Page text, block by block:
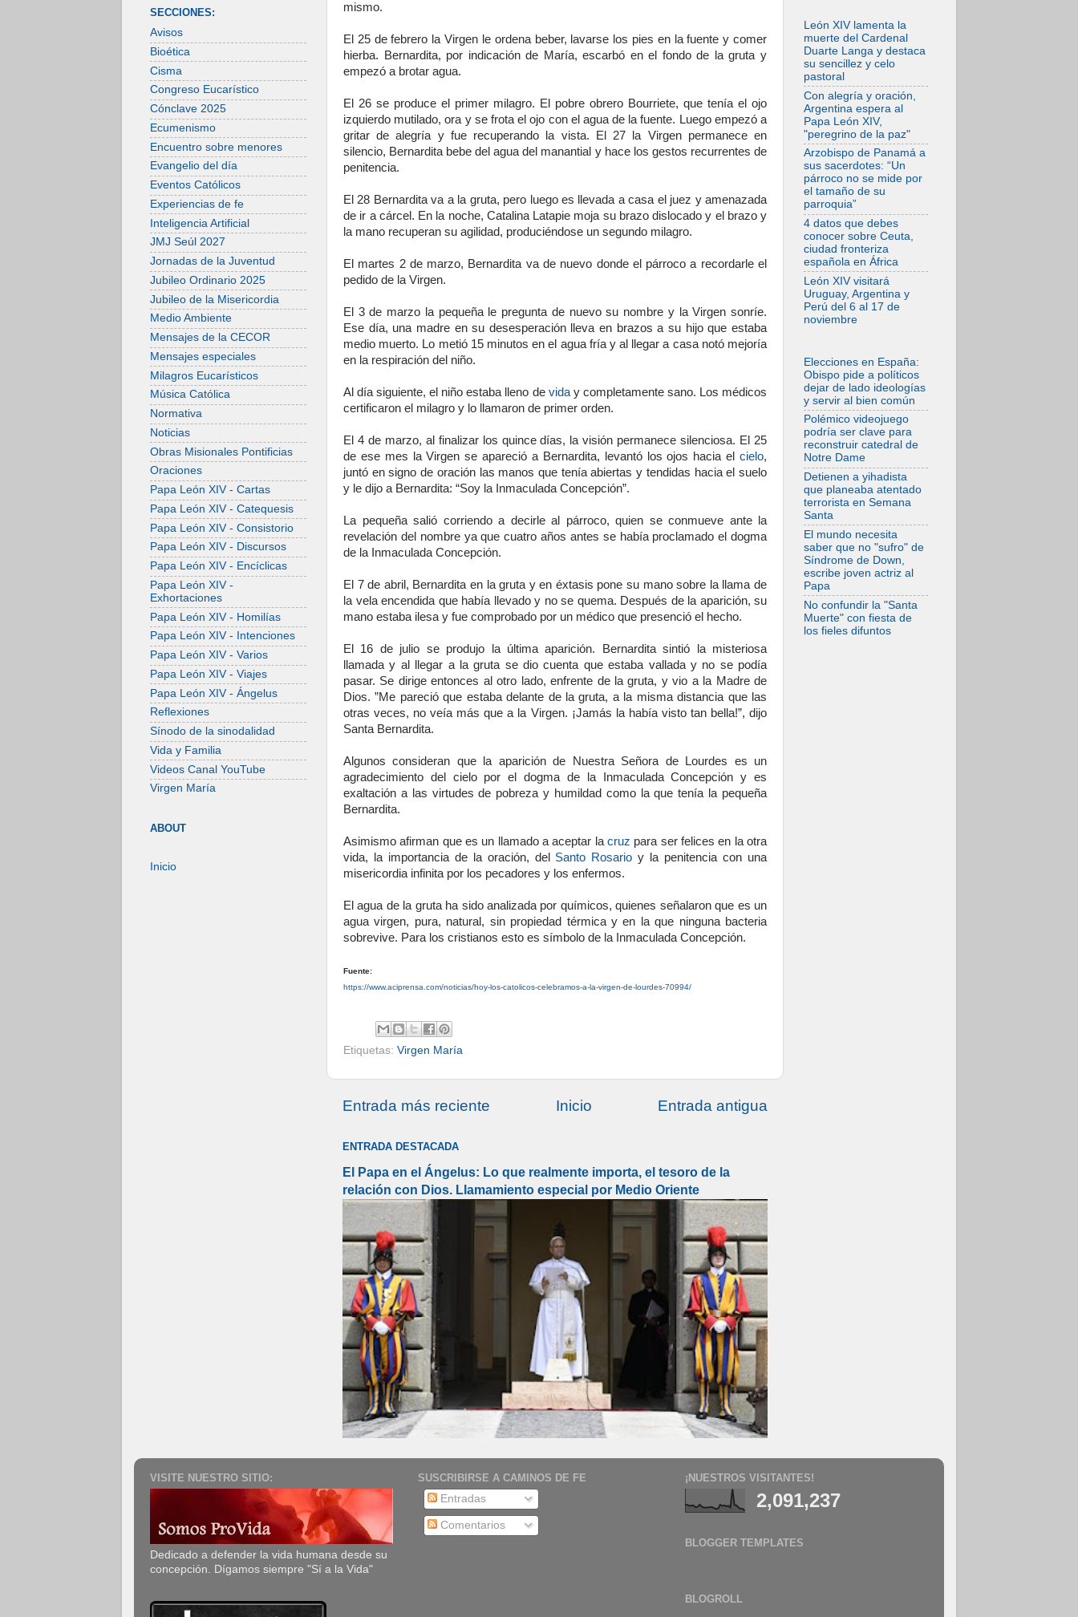
mismo.
El 25 de febrero la Virgen le ordena beber, lavarse los pies en la fuente y comer
hierba. Bernardita, por indicación de María, escarbó en el fondo de la gruta y
empezó a brotar agua.
El 26 se produce el primer milagro. El pobre obrero Bourriete, que tenía el ojo
izquierdo mutilado, ora y se frota el ojo con el agua de la fuente. Luego empezó a
gritar de alegría y fue recuperando la vista. El 27 la Virgen permanece en
silencio, Bernardita bebe del agua del manantial y hace los gestos recurrentes de
penitencia.
El 28 Bernardita va a la gruta, pero luego es llevada a casa el juez y amenazada
de ir a cárcel. En la noche, Catalina Latapie moja su brazo dislocado y el brazo y
la mano recuperan su agilidad, produciéndose un segundo milagro.
El martes 2 de marzo, Bernardita va de nuevo donde el párroco a recordarle el
pedido de la Virgen.
El 3 de marzo la pequeña le pregunta de nuevo su nombre y la Virgen sonríe.
Ese día, una madre en su desesperación lleva en brazos a su hijo que estaba
medio muerto. Lo metió 15 minutos en el agua fría y al llegar a casa notó mejoría
en la respiración del niño.
Al día siguiente, el niño estaba lleno de viday completamente sano. Los médicos
certificaron el milagro y lo llamaron de primer orden.
El 4 de marzo, al finalizar los quince días, la visión permanece silenciosa. El 25
de ese mes la Virgen se apareció a Bernardita, levantó los ojos hacia el cielo,
juntó en signo de oración las manos que tenía abiertas y tendidas hacia el suelo
y le dijo a Bernardita: “Soy la Inmaculada Concepción”.
La pequeña salió corriendo a decirle al párroco, quien se conmueve ante la
revelación del nombre ya que cuatro años antes se había proclamado el dogma
de la Inmaculada Concepción.
El 7 de abril, Bernardita en la gruta y en éxtasis pone su mano sobre la llama de
la vela encendida que había llevado y no se quema. Después de la aparición, su
mano estaba ilesa y fue comprobado por un médico que presenció el hecho.
El 16 de julio se produjo la última aparición. Bernardita sintió la misteriosa
llamada y al llegar a la gruta se dio cuenta que estaba vallada y no se podía
pasar. Se dirige entonces al otro lado, enfrente de la gruta, y vio a la Madre de
Dios. ”Me pareció que estaba delante de la gruta, a la misma distancia que las
otras veces, no veía más que a la Virgen. ¡Jamás la había visto tan bella!”, dijo
Santa Bernardita.
Algunos consideran que la aparición de Nuestra Señora de Lourdes es un
agradecimiento del cielo por el dogma de la Inmaculada Concepción y es
exaltación a las virtudes de pobreza y humildad como la que tenía la pequeña
Bernardita.
Asimismo afirman que es un llamado a aceptar la cruz para ser felices en la otra
vida, la importancia de la oración, del Santo Rosario y la penitencia con una
misericordia infinita por los pecadores y los enfermos.
El agua de la gruta ha sido analizada por químicos, quienes señalaron que es un
agua virgen, pura, natural, sin propiedad térmica y en la que ninguna bacteria
sobrevive. Para los cristianos esto es símbolo de la Inmaculada Concepción.
Fuente:
https://www.aciprensa.com/noticias/hoy-los-catolicos-celebramos-a-la-virgen-de-lourdes-70994/
Etiquetas: Virgen María
Entrada más reciente Entrada antigua
Inicio
ENTRADA DESTACADA
El Papa en el Ángelus: Lo que realmente importa, el tesoro de la
relación con Dios. Llamamiento especial por Medio Oriente
SECCIONES:
Avisos
Bioética
Cisma
Congreso Eucarístico
Cónclave 2025
Ecumenismo
Encuentro sobre menores
Evangelio del día
Eventos Católicos
Experiencias de fe
Inteligencia Artificial
JMJ Seúl 2027
Jornadas de la Juventud
Jubileo Ordinario 2025
Jubileo de la Misericordia
Medio Ambiente
Mensajes de la CECOR
Mensajes especiales
Milagros Eucarísticos
Música Católica
Normativa
Noticias
Obras Misionales Pontificias
Oraciones
Papa León XIV - Cartas
Papa León XIV - Catequesis
Papa León XIV - Consistorio
Papa León XIV - Discursos
Papa León XIV - Encíclicas
Papa León XIV -
Exhortaciones
Papa León XIV - Homilías
Papa León XIV - Intenciones
Papa León XIV - Varios
Papa León XIV - Viajes
Papa León XIV - Ángelus
Reflexiones
Sínodo de la sinodalidad
Vida y Familia
Videos Canal YouTube
Virgen María
ABOUT
Inicio
de hoy
05.08.2026
En marcha hacia
Asís en nombre de
San Francisco, a la
espera de León
05.08.2026
Venezuela, Padre
Pagniello: "En
medio del dolor, una
Iglesia que no se
rinde"
05.08.2026
La Fuerza del
"Círculo de Héroes"
con el Papa en la
Audiencia General
05.08.2026
Nuncio en Ucrania:
Preocupa escuchar
a quienes bendicen
la guerra
masivo en Kyiv
durante la noche
05.08.2026
Colombo: "La visita
del Papa a
Argentina llevará un
mensaje de paz y
dignidad humana"
05.08.2026
Iglesia en Uruguay:
la visita del Papa
fortalecerá la fe y la
León XIV lamenta la
muerte del Cardenal
Duarte Langa y destaca
su sencillez y celo
pastoral
Con alegría y oración,
Argentina espera al
Papa León XIV,
"peregrino de la paz"
Arzobispo de Panamá a
sus sacerdotes: “Un
párroco no se mide por
el tamaño de su
parroquia”
4 datos que debes
conocer sobre Ceuta,
ciudad fronteriza
española en África
León XIV visitará
Uruguay, Argentina y
Perú del 6 al 17 de
noviembre
Elecciones en España:
Obispo pide a políticos
dejar de lado ideologías
y servir al bien común
Polémico videojuego
podría ser clave para
reconstruir catedral de
Notre Dame
Detienen a yihadista
que planeaba atentado
terrorista en Semana
Santa
El mundo necesita
saber que no "sufro" de
Síndrome de Down,
escribe joven actriz al
Papa
No confundir la "Santa
Muerte" con fiesta de
los fieles difuntos
VISITE NUESTRO SITIO:
Dedicado a defender la vida humana desde su
concepción. Dígamos siempre "Sí a la Vida"
SUSCRIBIRSE A CAMINOS DE FE
Entradas
Comentarios
¡NUESTROS VISITANTES!
2,091,237
BLOGGER TEMPLATES
BLOGROLL